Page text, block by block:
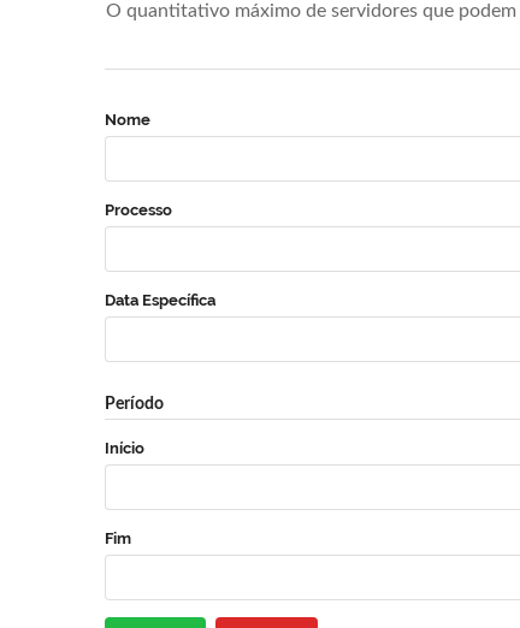
O quantitativo máximo de servidores que
Nome
Processo
Data Específica
Período
Início
Fim